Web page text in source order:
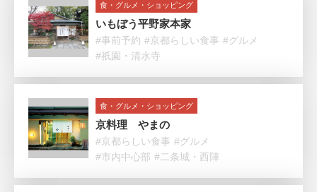
食・グルメ・ショッピング
いもぼう平野家本家
#事前予約 #京都らしい食事 #グルメ
#祇園・清水寺
食・グルメ・ショッピング
京料理 やまの
#京都らしい食事 #グルメ
#市内中心部 #二条城・西陣